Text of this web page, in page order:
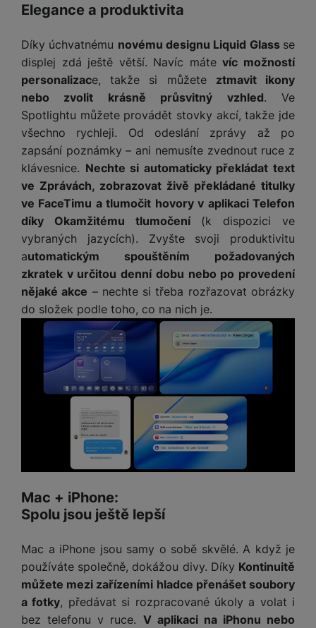
Elegance a produktivita
Díky úchvatnému novému designu Liquid Glass se
displej zdá ještě větší. Navíc mátevíc možností
personalizace, takže si můžete ztmavit ikony
nebo zvolit krásně průsvitný vzhled. Ve
Spotlightu můžete provádět stovky akcí, takže jde
všechno rychleji. Od odeslání zprávy až po
zapsání poznámky – ani nemusíte zvednout ruce z
klávesnice. Nechte si automaticky překládat text
ve Zprávách, zobrazovat živě překládané titulky
ve FaceTimu a tlumočit hovory v aplikaci Telefon
díky Okamžitému tlumočení(k dispozici ve
vybraných jazycích). Zvyšte svoji produktivitu
automatickým spouštěním požadovaných
zkratek v určitou denní dobu nebo po provedení
nějaké akce – nechte si třeba rozřazovat obrázky
do složek podle toho, co na nich je.
Mac + iPhone:
Spolu jsou ještě lepší
Mac a iPhone jsou samy o sobě skvělé. A když je
používáte společně, dokážou divy. Díky Kontinuitě
můžete mezi zařízeními hladce přenášet soubory
a fotky, předávat si rozpracované úkoly a volat i
bez telefonu v ruce. V aplikaci na iPhonu nebo